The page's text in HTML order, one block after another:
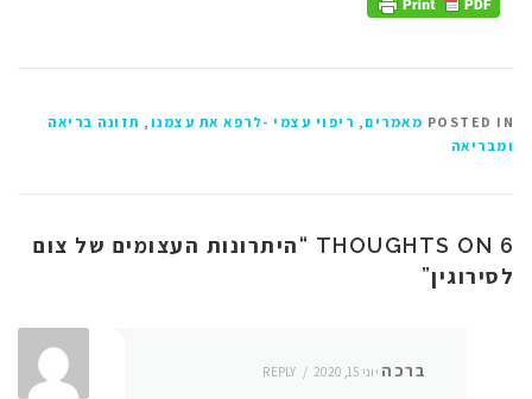
POSTED IN מאמרים , ריפוי עצמי -לרפא את עצמנו , תזונה בריאה
ומבריאה
6 THOUGHTS ON “
היתרונות העצומים של צום
לסירוגין”
ברכה יוני 15, 2020 REPLY